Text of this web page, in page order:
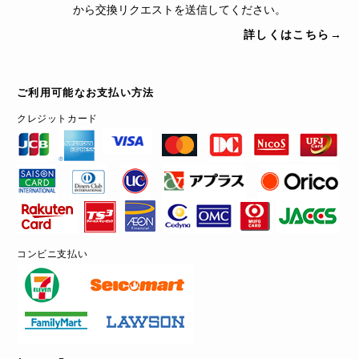
から交換リクエストを送信してください。
詳しくはこちら→
ご利用可能なお支払い方法
クレジットカード
コンビニ支払い